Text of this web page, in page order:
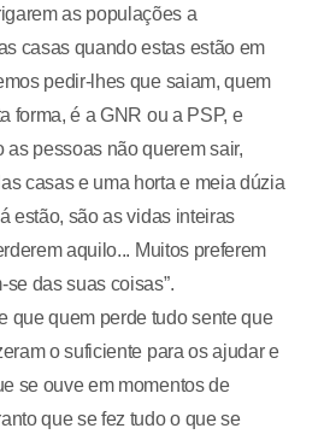
as populações a
casas quando estas estão em
pedir-lhes que saiam, quem
forma, é a GNR ou a PSP, e
pessoas não querem sair,
casas e uma horta e meia dúzia
estão, são as vidas inteiras
aquilo... Muitos preferem
se das suas coisas”.
que quem perde tudo sente que
o suficiente para os ajudar e
se ouve em momentos de
que se fez tudo o que se